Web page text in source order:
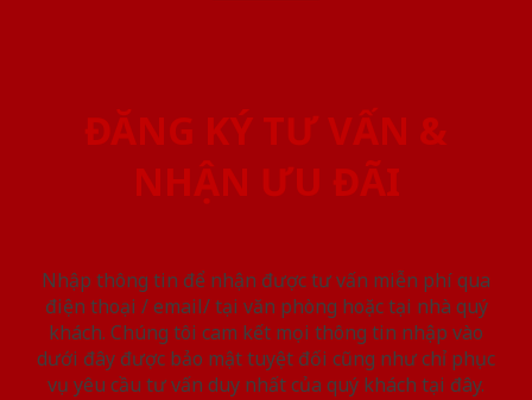
ĐĂNG KÝ TƯ VẤN &
NHẬN ƯU ĐÃI
Nhập thông tin để nhận được tư vấn miễn phí qua
điện thoại / email/ tại văn phòng hoặc tại nhà quý
khách. Chúng tôi cam kết mọi thông tin nhập vào
dưới đây được bảo mật tuyệt đối cũng như chỉ phục
vụ yêu cầu tư vấn duy nhất của quý khách tại đây.